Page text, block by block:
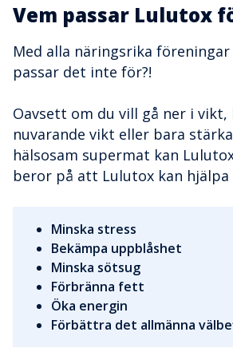
Vem passar Lulutox
Med alla näringsrika
passar det inte för?!
Oavsett om du vill gå ner i vikt,
nuvarande vikt eller bara
hälsosam supermat kan
beror på att Lulutox kan
Minska stress
Bekämpa uppblåshet
Minska sötsug
Förbränna fett
Öka energin
Förbättra det allmänna